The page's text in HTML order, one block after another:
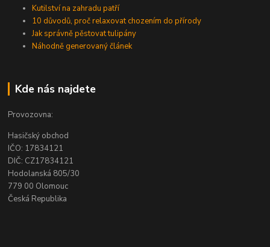
Kutilství na zahradu patří
10 důvodů, proč relaxovat chozením do přírody
Jak správně pěstovat tulipány
Náhodně generovaný článek
Kde nás najdete
Provozovna:
Hasičský obchod
IČO: 17834121
DIČ: CZ17834121
Hodolanská 805/30
779 00 Olomouc
Česká Republika